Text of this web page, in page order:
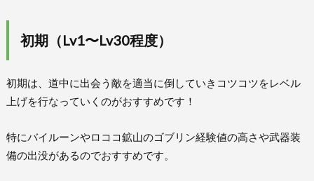
初期（Lv1〜Lv30程度）
初期は、道中に出会う敵を適当に倒していきコツコツをレベル
上げを行なっていくのがおすすめです！
特にバイルーンやロココ鉱山のゴブリン経験値の高さや武器装
備の出没があるのでおすすめです。